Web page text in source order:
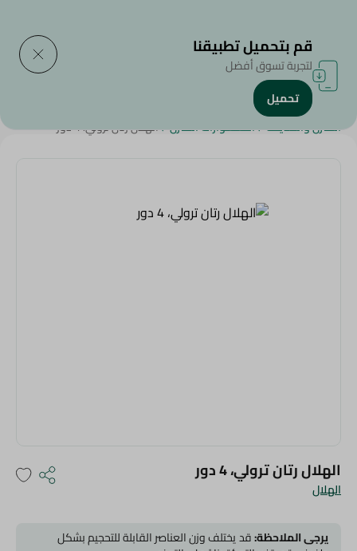
الرئيسية/سناكس وحلويات
المنزل والحديقة/اكسسوارات المنزل/الهلال رتان ترولي، 4 دور
الهلال
الهلال رتان ترولي، 4 دور
يرجى الملاحظة:قد يختلف وزن العناصر القابلة للتحجيم بشكل
قم بتحميل تطبيقنا
لتجربة تسوق أفضل
تحميل